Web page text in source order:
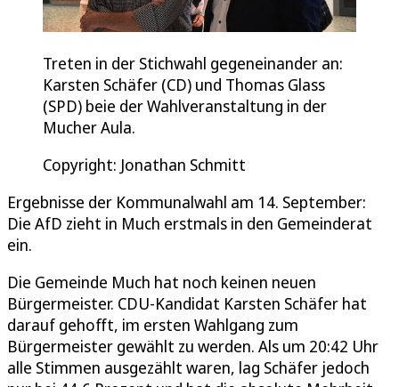
Treten in der Stichwahl gegeneinander an:
Karsten Schäfer (CD) und Thomas Glass
(SPD) beie der Wahlveranstaltung in der
Mucher Aula.
Copyright: Jonathan Schmitt
Ergebnisse der Kommunalwahl am 14. September:
Die AfD zieht in Much erstmals in den Gemeinderat
ein.
Die Gemeinde Much hat noch keinen neuen
Bürgermeister. CDU-Kandidat Karsten Schäfer hat
darauf gehofft, im ersten Wahlgang zum
Bürgermeister gewählt zu werden. Als um 20:42 Uhr
alle Stimmen ausgezählt waren, lag Schäfer jedoch